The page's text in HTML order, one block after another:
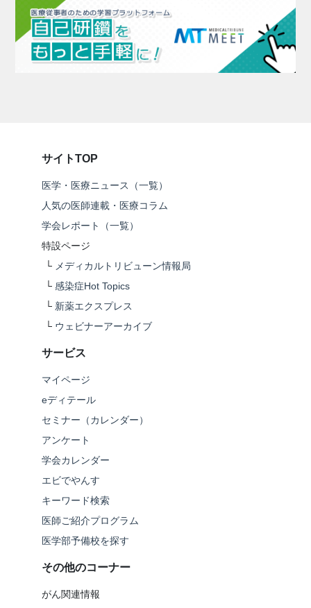
サイトTOP
医学・医療ニュース（一覧）
人気の医師連載・医療コラム
学会レポート（一覧）
特設ページ
└ メディカルトリビューン情報局
└ 感染症Hot Topics
└ 新薬エクスプレス
└ ウェビナーアーカイブ
サービス
マイページ
eディテール
セミナー（カレンダー）
アンケート
学会カレンダー
エビでやんす
キーワード検索
医師ご紹介プログラム
医学部予備校を探す
その他のコーナー
がん関連情報